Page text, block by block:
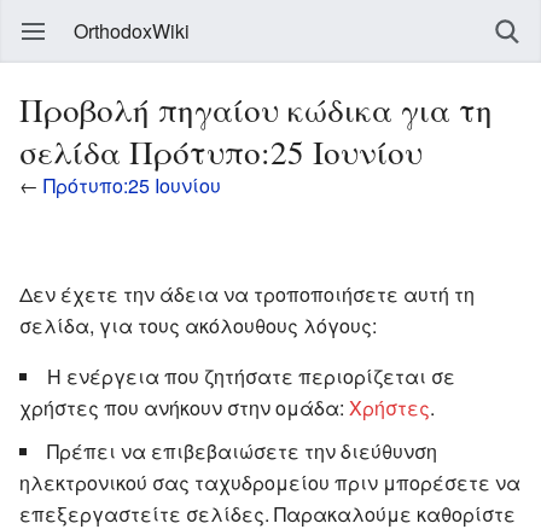
OrthodoxWiki
Προβολή πηγαίου κώδικα για τη
σελίδα Πρότυπο:25 Ιουνίου
← Πρότυπο:25 Ιουνίου
Δεν έχετε την άδεια να τροποποιήσετε αυτή τη
σελίδα, για τους ακόλουθους λόγους:
Η ενέργεια που ζητήσατε περιορίζεται σε
χρήστες που ανήκουν στην ομάδα: Χρήστες.
Πρέπει να επιβεβαιώσετε την διεύθυνση
ηλεκτρονικού σας ταχυδρομείου πριν μπορέσετε να
επεξεργαστείτε σελίδες. Παρακαλούμε καθορίστε